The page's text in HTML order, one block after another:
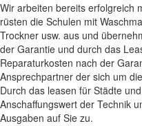
Wir arbeiten bereits erfolgreich
rüsten die Schulen mit
Trockner usw. aus und
der Garantie und durch das
Reparaturkosten nach der
Ansprechpartner der sich um
Durch das leasen für Städte
Anschaffungswert der Technik
Ausgaben auf Sie zu.